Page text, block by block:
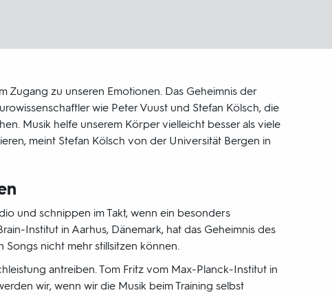
Zugang zu unseren Emotionen. Das Geheimnis der
wie Peter Vuust und Stefan Kölsch, die
Musik helfe unserem Körper vielleicht besser als viele
meint Stefan Kölsch von der Universität Bergen in
und schnippen im Takt, wenn ein besonders
Institut in Aarhus, Dänemark, hat das Geheimnis des
nicht mehr stillsitzen können.
antreiben. Tom Fritz vom Max-Planck-Institut in
wir, wenn wir die Musik beim Training selbst